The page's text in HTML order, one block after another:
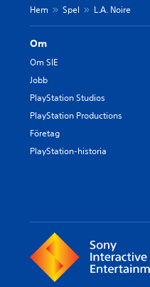
Hem Spel L.A. Noire
Om
Om SIE
Jobb
PlayStation Studios
PlayStation Productions
Företag
PlayStation-historia